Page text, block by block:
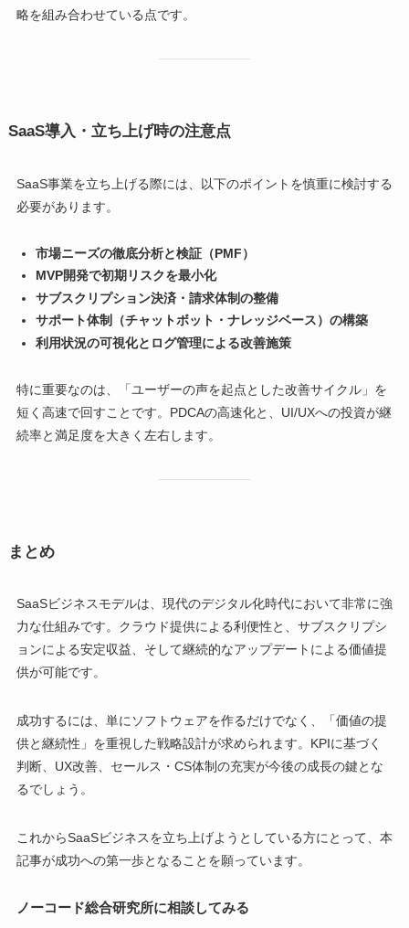
略を組み合わせている点です。
SaaS導入・立ち上げ時の注意点
SaaS事業を立ち上げる際には、以下のポイントを慎重に検討する
必要があります。
市場ニーズの徹底分析と検証（PMF）
MVP開発で初期リスクを最小化
サブスクリプション決済・請求体制の整備
サポート体制（チャットボット・ナレッジベース）の構築
利用状況の可視化とログ管理による改善施策
特に重要なのは、「ユーザーの声を起点とした改善サイクル」を
短く高速で回すことです。PDCAの高速化と、UI/UXへの投資が継
続率と満足度を大きく左右します。
まとめ
SaaSビジネスモデルは、現代のデジタル化時代において非常に強
力な仕組みです。クラウド提供による利便性と、サブスクリプシ
ョンによる安定収益、そして継続的なアップデートによる価値提
供が可能です。
成功するには、単にソフトウェアを作るだけでなく、「価値の提
供と継続性」を重視した戦略設計が求められます。KPIに基づく
判断、UX改善、セールス・CS体制の充実が今後の成長の鍵とな
るでしょう。
これからSaaSビジネスを立ち上げようとしている方にとって、本
記事が成功への第一歩となることを願っています。
ノーコード総合研究所に相談してみる